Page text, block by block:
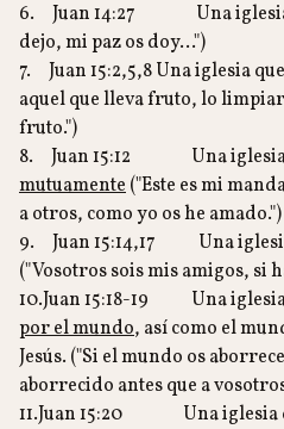
6. Juan 14:27 Una
dejo, mi paz os doy…")
7. Juan 15:2,5,8 Una iglesia que
aquel que lleva fruto, lo
fruto.")
8. Juan 15:12 Una iglesia
mutuamente("Este es mi
a otros, como yo os he amado.")
9. Juan 15:14,17 Una
("Vosotros sois mis amigos, si
10.Juan 15:18-19 Una
por el mundo, así como el
Jesús. ("Si el mundo os
aborrecido antes que a
11.Juan 15:20 Una iglesia